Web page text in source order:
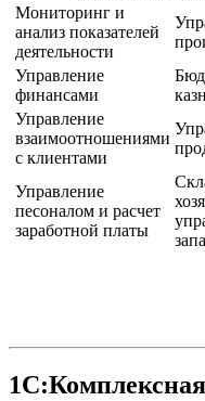
Мониторинг и
анализ показателей
деятельности
Управление
финансами
Управление
взаимоотношениями
с клиентами
Управление
песоналом и расчет
заработной платы